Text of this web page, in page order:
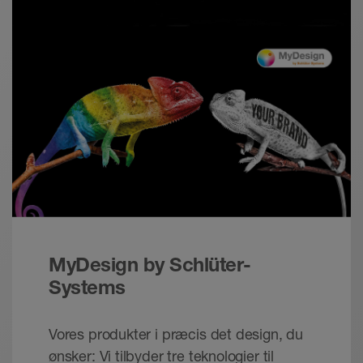
Produktdatablad - © Schlüter-Systems
PDF – 990,1 KB
MyDesign by Schlüter-
Systems
Vores produkter i præcis det design, du
ønsker: Vi tilbyder tre teknologier til